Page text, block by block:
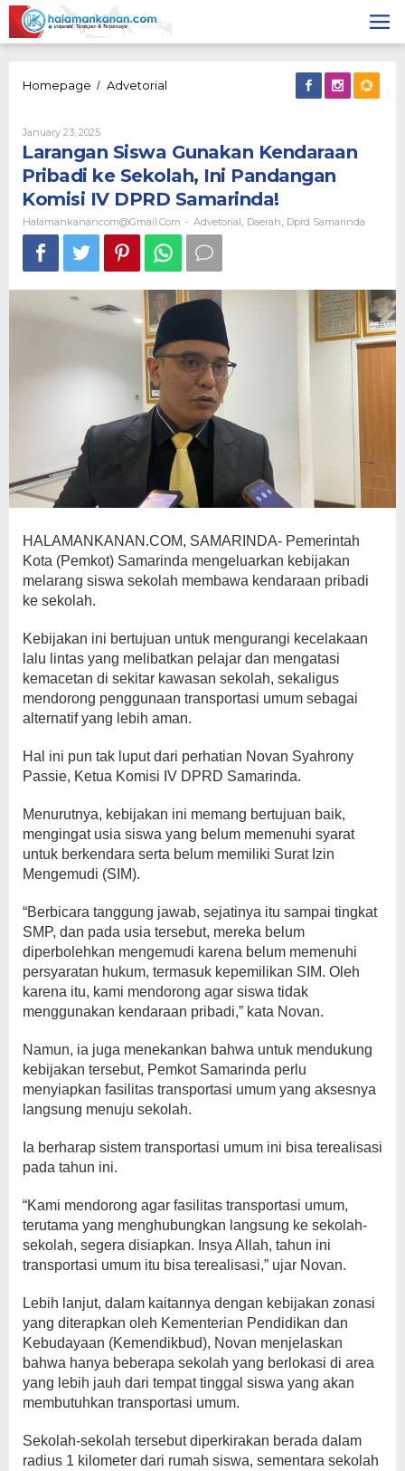
Skip
to
content
Homepage / Advetorial
Pribadi
ke
Sekolah,
Ini
IV
DPRD
January 23, 2025By
Halamankanancom@gmail.com
Larangan Siswa Gunakan Kendaraan
Pribadi ke Sekolah, Ini Pandangan
Komisi IV DPRD Samarinda!
Halamankanancom@gmail.com - Advetorial Daerah Dprd Samarinda
HALAMANKANAN.COM, SAMARINDA- Pemerintah
Kota (Pemkot) Samarinda mengeluarkan kebijakan
melarang siswa sekolah membawa kendaraan pribadi
ke sekolah.
Kebijakan ini bertujuan untuk mengurangi kecelakaan
lalu lintas yang melibatkan pelajar dan mengatasi
kemacetan di sekitar kawasan sekolah, sekaligus
mendorong penggunaan transportasi umum sebagai
alternatif yang lebih aman.
Hal ini pun tak luput dari perhatian Novan Syahrony
Passie, Ketua Komisi IV DPRD Samarinda.
Menurutnya, kebijakan ini memang bertujuan baik,
mengingat usia siswa yang belum memenuhi syarat
untuk berkendara serta belum memiliki Surat Izin
Mengemudi (SIM).
“Berbicara tanggung jawab, sejatinya itu sampai tingkat
SMP, dan pada usia tersebut, mereka belum
diperbolehkan mengemudi karena belum memenuhi
persyaratan hukum, termasuk kepemilikan SIM. Oleh
karena itu, kami mendorong agar siswa tidak
menggunakan kendaraan pribadi,” kata Novan.
Namun, ia juga menekankan bahwa untuk mendukung
kebijakan tersebut, Pemkot Samarinda perlu
menyiapkan fasilitas transportasi umum yang aksesnya
langsung menuju sekolah.
Ia berharap sistem transportasi umum ini bisa terealisasi
pada tahun ini.
“Kami mendorong agar fasilitas transportasi umum,
terutama yang menghubungkan langsung ke sekolah-
sekolah, segera disiapkan. Insya Allah, tahun ini
transportasi umum itu bisa terealisasi,” ujar Novan.
Lebih lanjut, dalam kaitannya dengan kebijakan zonasi
yang diterapkan oleh Kementerian Pendidikan dan
Kebudayaan (Kemendikbud), Novan menjelaskan
bahwa hanya beberapa sekolah yang berlokasi di area
yang lebih jauh dari tempat tinggal siswa yang akan
membutuhkan transportasi umum.
Sekolah-sekolah tersebut diperkirakan berada dalam
radius 1 kilometer dari rumah siswa, sementara sekolah